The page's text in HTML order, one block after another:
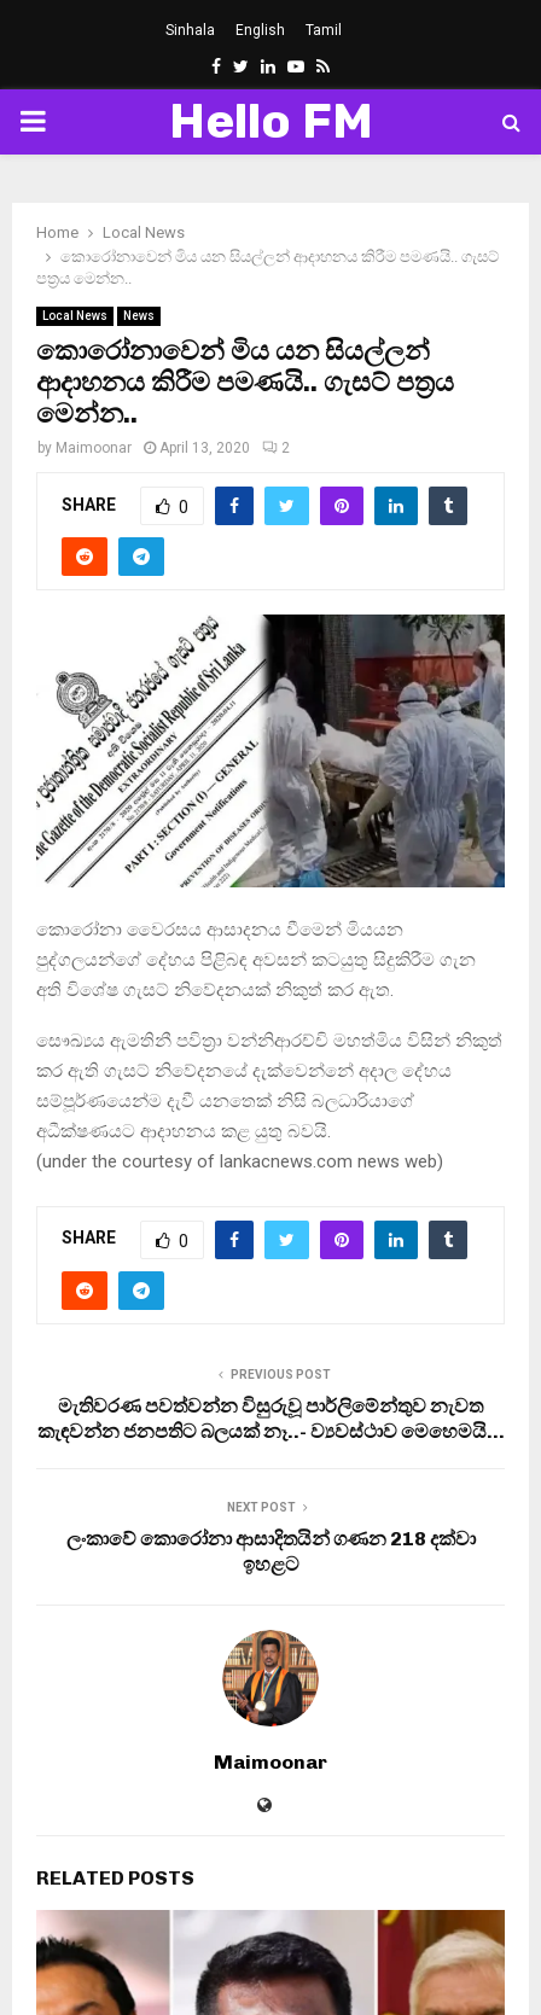
Sinhala English Tamil
Facebook
Twitter
LinkedinYoutube
Rss
PRIMARY
Hello FM
Home
Local News
කොරෝනාවෙන් මිය යන සියල්ලන් ආදාහනය කිරීම පමණයි.. ගැසට්
පත‍්‍රය මෙන්න..
Local News News
කොරෝනාවෙන් මිය යන සියල්ලන්
ආදාහනය කිරීම පමණයි.. ගැසට් පත‍්‍රය
මෙන්න..
by Maimoonar April 13, 2020 2
SHARE 0
කොරෝනා වෛරසය ආසාදනය වීමෙන් මියයන
පුද්ගලයන්ගේ දේහය පිළිබඳ අවසන් කටයුතු සිදුකිරීම ගැන
අති විශේෂ ගැසට් නිවේදනයක් නිකුත් කර ඇත.
සෞඛ්‍යය ඇමතිනී පවිත්‍රා වන්නිආරච්චි මහත්මිය විසින් නිකුත්
කර ඇති ගැසට් නිවේදනයේ දැක්වෙන්නේ අදාල දේහය
සම්පූර්ණයෙන්ම දැවී යනතෙක් නිසි බලධාරියාගේ
අධීක්ෂණයට ආදාහනය කළ යුතු බවයි.
(under the courtesy of lankacnews.com news web)
SHARE 0
PREVIOUS POST
මැතිවරණ පවත්වන්න විසුරුවූ පාර්ලිමේන්තුව නැවත
කැඳවන්න ජනපතිට බලයක් නෑ..- ව්‍යවස්ථාව මෙහෙමයි…
NEXT POST
ලංකාවේ කොරෝනා ආසාදිතයින් ගණන 218 දක්වා
ඉහළට
Maimoonar
RELATED POSTS